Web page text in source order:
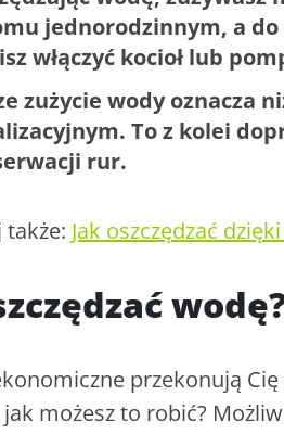
jednorodzinnym, a
włączyć kocioł lub
zużycie wody oznacza
To z kolei
rur.
także: Jak oszczędzać
przekonują
jak możesz to robić?